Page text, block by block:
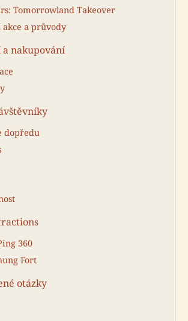
Tomorrowland Takeover
akce a průvody
nakupování
dopředu
360
Fort
otázky